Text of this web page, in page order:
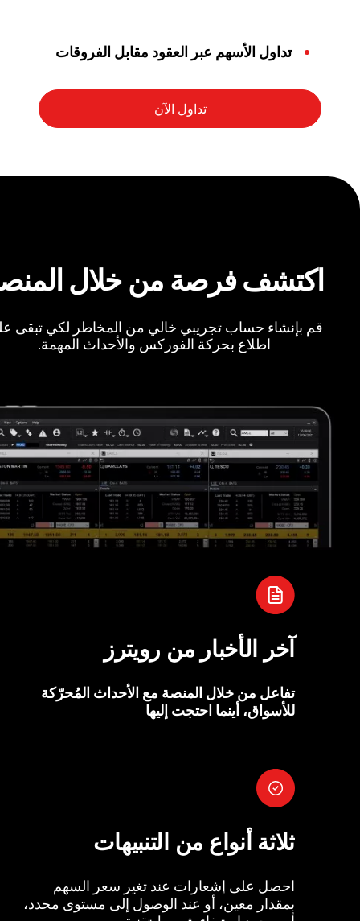
تداول الأسهم عبر العقود مقابل الفروقات
اكتشف فرصة من خلال
قم بإنشاء حساب تجريبي خالي من المخاطر لكي تبقى
اطلاع بحركة الفوركس والأحداث المهمة.
آخر الأخبار من رويترز
تفاعل من خلال المنصة مع الأحداث المُحرّكة
للأسواق، أينما احتجت إليها
ثلاثة أنواع من التنبيهات
احصل على إشعارات عند تغير سعر السهم
بمقدار معين، أو عند الوصول إلى مستوى محدد،